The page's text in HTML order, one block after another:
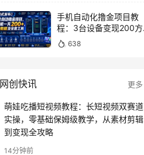
手机自动化撸金项目教
程：3台设备变现200方
法，零门槛脚本工具与平
台玩法
638
网创快讯 更多
萌娃吃播短视频教程：长短视频双赛道
实操，零基础保姆级教学，从素材剪辑
到变现全攻略
14分钟前